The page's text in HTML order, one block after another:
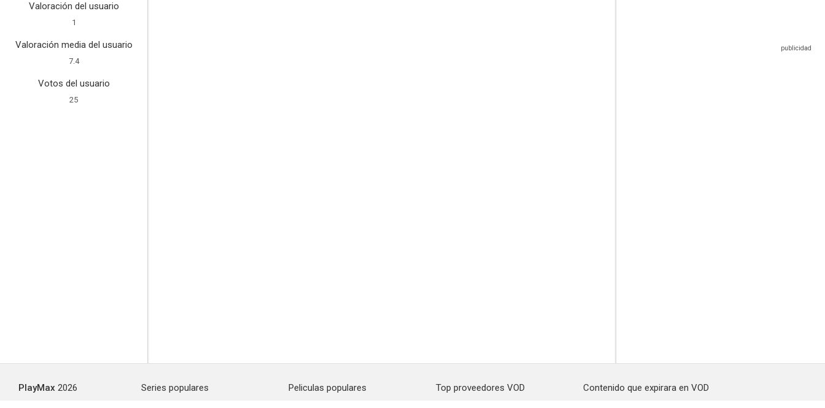
Valoración del usuario
1
Valoración media del usuario
7.4
Votos del usuario
25
PlayMax 2026
Series populares
Peliculas populares
Top proveedores VOD
Contenido que expirara en VOD